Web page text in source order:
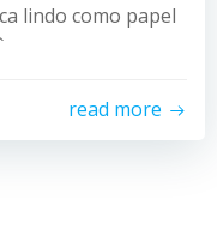
lindo como papel
read more